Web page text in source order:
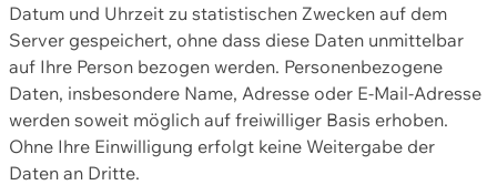
Datum und Uhrzeit zu statistischen Zwecken auf dem
Server gespeichert, ohne dass diese Daten unmittelbar
auf Ihre Person bezogen werden. Personenbezogene
Daten, insbesondere Name, Adresse oder E-Mail-Adresse
werden soweit möglich auf freiwilliger Basis erhoben.
Ohne Ihre Einwilligung erfolgt keine Weitergabe der
Daten an Dritte.